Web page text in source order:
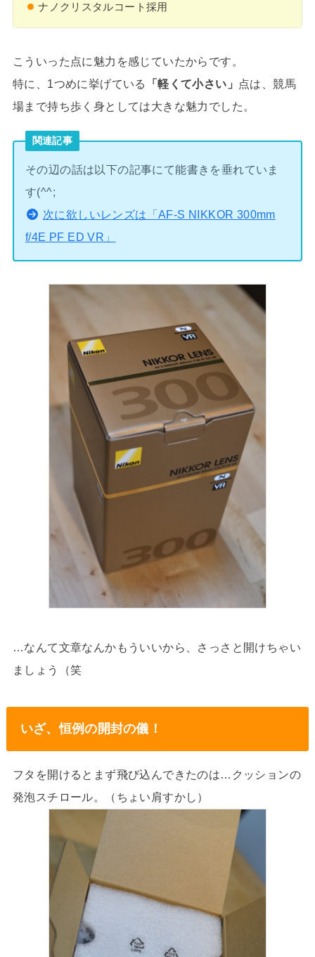
ナノクリスタルコート採用
こういった点に魅力を感じていたからです。
特に、1つめに挙げている
「軽くて小さい」
点は、競馬
場まで持ち歩く身としては大きな魅力でした。
関連記事
その辺の話は以下の記事にて能書きを垂れていま
す(^^;
次に欲しいレンズは「AF-S NIKKOR 300mm
f/4E PF ED VR」
…なんて文章なんかもういいから、さっさと開けちゃい
ましょう（笑
いざ、恒例の開封の儀！
フタを開けるとまず飛び込んできたのは…クッションの
発泡スチロール。（ちょい肩すかし）